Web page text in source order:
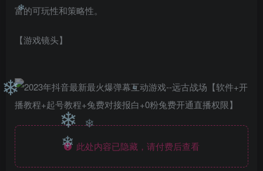
富的可玩性和策略性。
【游戏镜头】
此处内容已隐藏，请付费后查看
❄
❄
❄
❄
❄